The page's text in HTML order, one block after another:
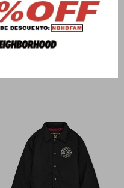
DEUS EX MACHINA
Renegade Moto Jersey
U$S